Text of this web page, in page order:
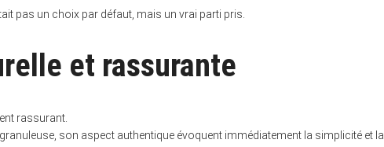
pas un choix par défaut, mais un vrai parti pris.
et rassurante
rassurant.
son aspect authentique évoquent immédiatement la simplicité et la